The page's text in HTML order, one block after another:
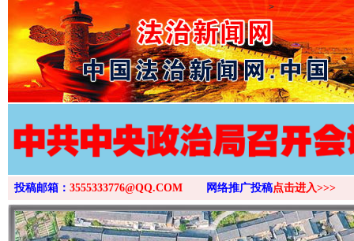
>
投稿邮箱： 3555333776@QQ.COM 网络推广投稿点击进入>>>